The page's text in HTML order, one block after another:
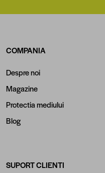
COMPANIA
Despre noi
Magazine
Protectia mediului
Blog
SUPORT CLIENTI